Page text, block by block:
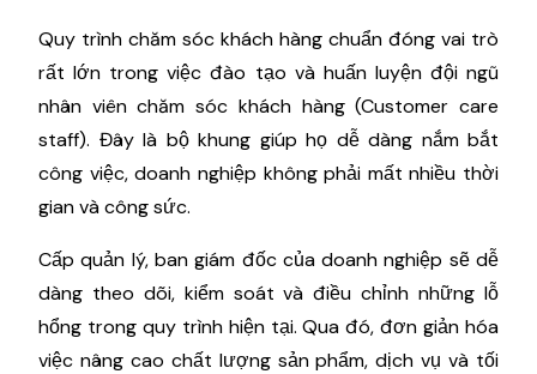
Quy trình chăm sóc khách hàng chuẩn đóng vai trò
rất lớn trong việc đào tạo và huấn luyện đội ngũ
nhân viên chăm sóc khách hàng (Customer care
staff). Đây là bộ khung giúp họ dễ dàng nắm bắt
công việc, doanh nghiệp không phải mất nhiều thời
gian và công sức.
Cấp quản lý, ban giám đốc của doanh nghiệp sẽ dễ
dàng theo dõi, kiểm soát và điều chỉnh những lỗ
hổng trong quy trình hiện tại. Qua đó, đơn giản hóa
việc nâng cao chất lượng sản phẩm, dịch vụ và tối